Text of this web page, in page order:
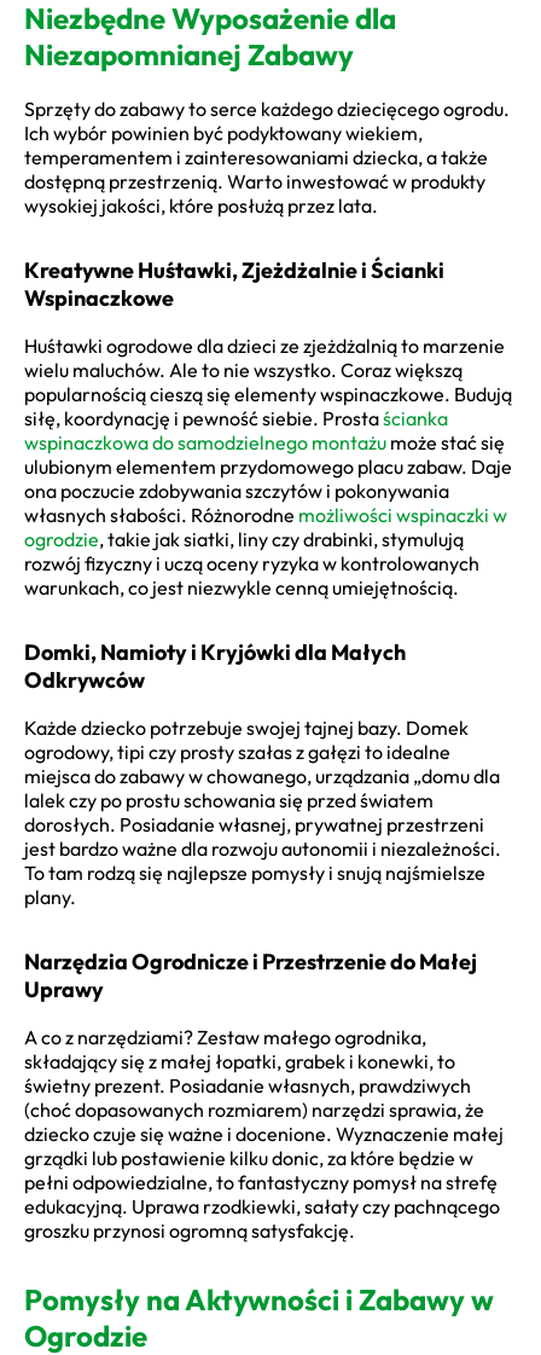
Niezbędne Wyposażenie dla
Niezapomnianej Zabawy
Sprzęty do zabawy to serce każdego dziecięcego ogrodu.
Ich wybór powinien być podyktowany wiekiem,
temperamentem i zainteresowaniami dziecka, a także
dostępną przestrzenią. Warto inwestować w produkty
wysokiej jakości, które posłużą przez lata.
Kreatywne Huśtawki, Zjeżdżalnie i Ścianki
Wspinaczkowe
Huśtawki ogrodowe dla dzieci ze zjeżdżalnią to marzenie
wielu maluchów. Ale to nie wszystko. Coraz większą
popularnością cieszą się elementy wspinaczkowe. Budują
siłę, koordynację i pewność siebie. Prostaścianka
wspinaczkowa do samodzielnego montażu może stać się
ulubionym elementem przydomowego placu zabaw. Daje
ona poczucie zdobywania szczytów i pokonywania
własnych słabości. Różnorodne możliwości wspinaczki w
ogrodzie, takie jak siatki, liny czy drabinki, stymulują
rozwój fizyczny i uczą oceny ryzyka w kontrolowanych
warunkach, co jest niezwykle cenną umiejętnością.
Domki, Namioty i Kryjówki dla Małych
Odkrywców
Każde dziecko potrzebuje swojej tajnej bazy. Domek
ogrodowy, tipi czy prosty szałas z gałęzi to idealne
miejsca do zabawy w chowanego, urządzania „domu dla
lalek czy po prostu schowania się przed światem
dorosłych. Posiadanie własnej, prywatnej przestrzeni
jest bardzo ważne dla rozwoju autonomii i niezależności.
To tam rodzą się najlepsze pomysły i snują najśmielsze
plany.
Narzędzia Ogrodnicze i Przestrzenie do Małej
Uprawy
A co z narzędziami? Zestaw małego ogrodnika,
składający się z małej łopatki, grabek i konewki, to
świetny prezent. Posiadanie własnych, prawdziwych
(choć dopasowanych rozmiarem) narzędzi sprawia, że
dziecko czuje się ważne i docenione. Wyznaczenie małej
grządki lub postawienie kilku donic, za które będzie w
pełni odpowiedzialne, to fantastyczny pomysł na strefę
edukacyjną. Uprawa rzodkiewki, sałaty czy pachnącego
groszku przynosi ogromną satysfakcję.
Pomysły na Aktywności i Zabawy w
Ogrodzie